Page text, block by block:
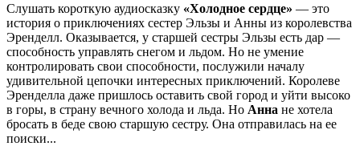
Слушать короткую аудиосказку «Холодное сердце» — это
история о приключениях сестер Эльзы и Анны из королевства
Эренделл. Оказывается, у старшей сестры Эльзы есть дар —
способность управлять снегом и льдом. Но не умение
контролировать свои способности, послужили началу
удивительной цепочки интересных приключений. Королеве
Эренделла даже пришлось оставить свой город и уйти высоко
в горы, в страну вечного холода и льда. Но Анна не хотела
бросать в беде свою старшую сестру. Она отправилась на ее
поиски...